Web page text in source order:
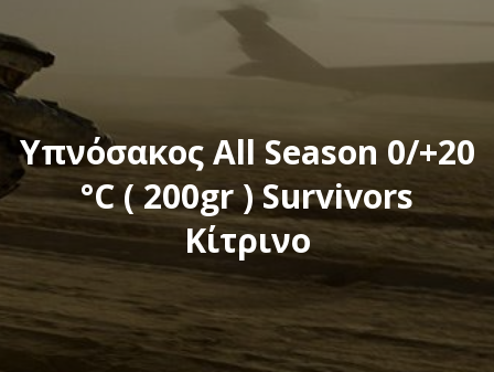
Υπνόσακος All Season 0/+20
°C ( 200gr ) Survivors
Κίτρινο